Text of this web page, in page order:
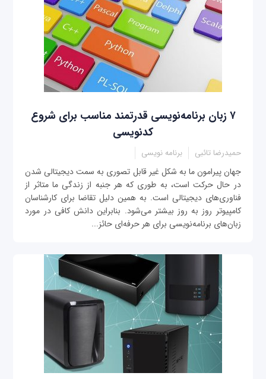
۷ زبان برنامه‌نویسی قدرتمند مناسب برای شروع
کدنویسی
حمیدرضا تائبی برنامه نویسی
جهان پیرامون ما به شکل غیر قابل تصوری به سمت دیجیتالی شدن
در حال حرکت است، به طوری که هر جنبه از زندگی ما متاثر از
فناوری‌های دیجیتالی است. به همین دلیل تقاضا برای کارشناسان
کامپیوتر روز به روز بیشتر می‌شود. بنابراین دانش کافی در مورد
زبان‌های برنامه‌نویسی برای هر حرفه‌ای حائز...